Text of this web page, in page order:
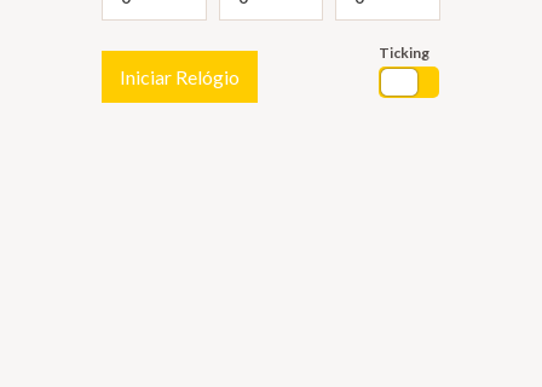
Iniciar Relógio
Ticking